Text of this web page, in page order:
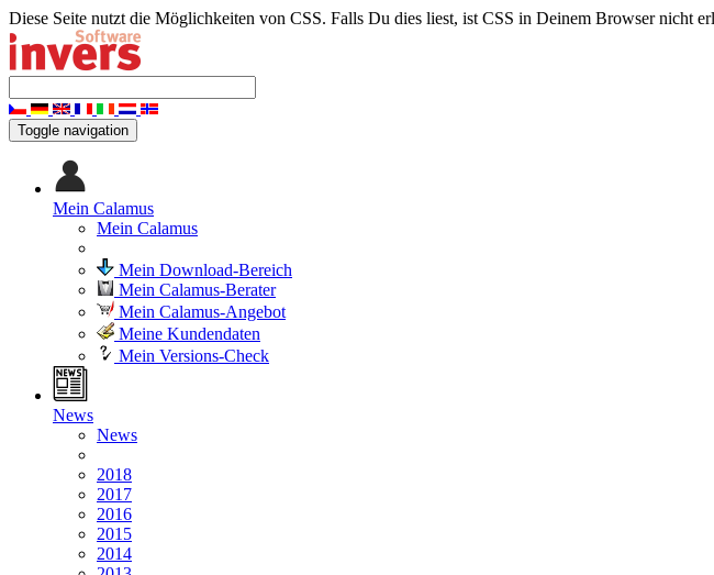
Diese Seite nutzt die Möglichkeiten von CSS. Falls Du dies liest, ist CSS in Deinem Browser nicht
Toggle navigation
Mein Calamus
Mein Calamus
Mein Download-Bereich
Mein Calamus-Berater
Mein Calamus-Angebot
Meine Kundendaten
Mein Versions-Check
News
News
2018
2017
2016
2015
2014